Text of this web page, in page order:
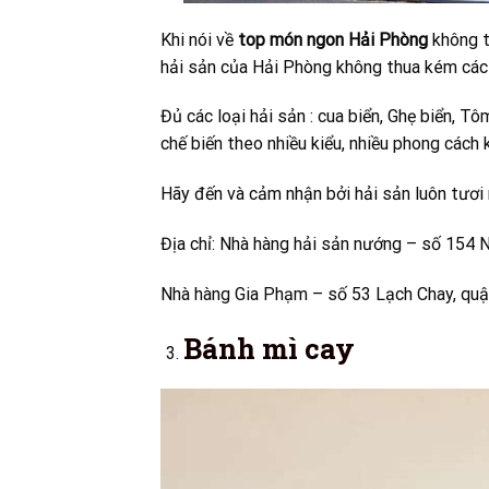
Khi nói về top món ngon Hải Phòng không
hải sản của Hải Phòng không thua kém
Đủ các loại hải sản : cua biển, Ghẹ biển,
chế biến theo nhiều kiểu, nhiều phong cách
Hãy đến và cảm nhận bởi hải sản luôn
Địa chỉ: Nhà hàng hải sản nướng – số 154
Nhà hàng Gia Phạm – số 53 Lạch Chay,
Bánh mì cay